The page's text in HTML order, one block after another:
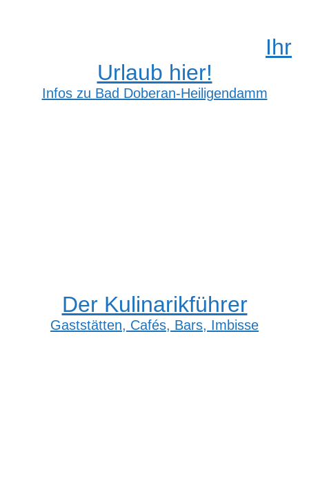
Ihr
Urlaub hier!
Infos zu Bad Doberan-Heiligendamm
Der Kulinarikführer
Gaststätten, Cafés, Bars, Imbisse